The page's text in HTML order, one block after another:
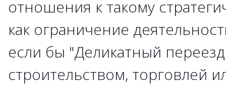
отношения к такому
как ограничение
если бы "Деликатный
строительством, торговлей